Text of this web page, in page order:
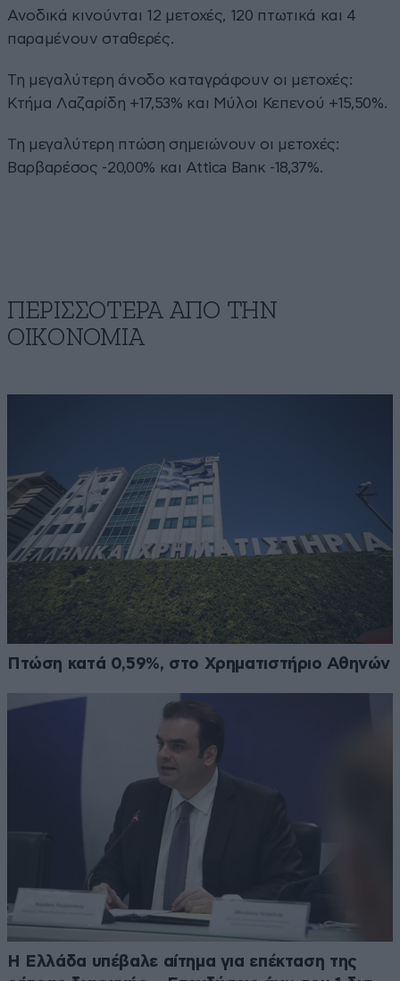
Ανοδικά κινούνται 12 μετοχές, 120 πτωτικά και 4
παραμένουν σταθερές.
Τη μεγαλύτερη άνοδο καταγράφουν οι μετοχές:
Κτήμα Λαζαρίδη +17,53% και Μύλοι Κεπενού +15,50%.
Τη μεγαλύτερη πτώση σημειώνουν οι μετοχές:
Βαρβαρέσος -20,00% και Attica Banκ -18,37%.
ΠΕΡΙΣΣΟΤΕΡΑ ΑΠΟ ΤΗΝ
ΟΙΚΟΝΟΜΙΑ
Πτώση κατά 0,59%, στο Χρηματιστήριο Αθηνών
Η Ελλάδα υπέβαλε αίτημα για επέκταση της